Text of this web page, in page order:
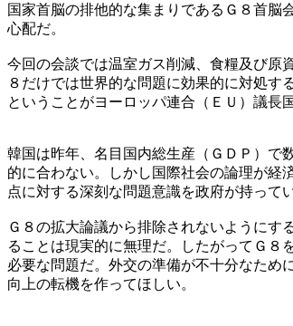
国家首脳の排他的な集まりであるＧ８首脳
心配だ。
今回の会談では温室ガス削減、食糧及び原
８だけでは世界的な問題に効果的に対処
ということがヨーロッパ連合（ＥＵ）議長
韓国は昨年、名目国内総生産（ＧＤＰ）で
的に合わない。しかし国際社会の論理が経
点に対する深刻な問題意識を政府が持って
Ｇ８の拡大論議から排除されないようにす
ることは現実的に無理だ。したがってＧ８
必要な問題だ。外交の準備が不十分なため
向上の転機を作ってほしい。